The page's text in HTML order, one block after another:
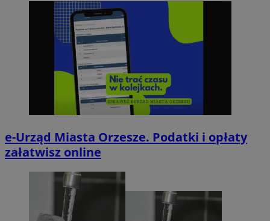
e-Urząd Miasta Orzesze. Podatki i opłaty
załatwisz online